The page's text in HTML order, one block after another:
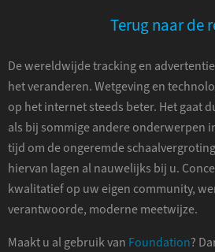
Terug naar de
De wereldwijde tracking en
het veranderen. Wetgeving en
op het internet steeds beter. Het gaat
als bij sommige andere onderwerpen
tijd om de ongeremde
hiervan lagen al nauwelijks bij u.
kwalitatief op uw eigen community,
verantwoorde, moderne meetwijze.
Maakt u al gebruik van Foundation?